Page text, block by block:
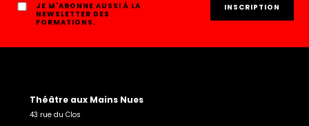
JE M'ABONNE AUSSI À LA
NEWSLETTER DES
FORMATIONS.
Théâtre aux Mains Nues
43 rue du Clos